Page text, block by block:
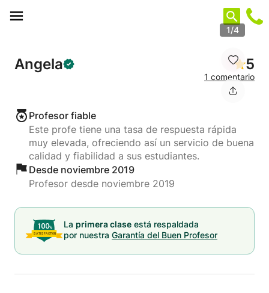
1/4
Angela 5
1 comentario
Profesor fiable
Este profe tiene una tasa de respuesta rápida
muy elevada, ofreciendo así un servicio de buena
calidad y fiabilidad a sus estudiantes.
Desde noviembre 2019
Profesor desde noviembre 2019
La primera clase está respaldada
por nuestra Garantía del Buen Profesor